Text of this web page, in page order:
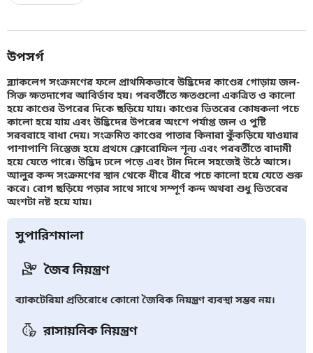
উপসর্গ
ব্ল্যাকলেগ সংক্রমণের ফলে প্রাথমিকভাবে উদ্ভিদের কাণ্ডের গোড়ায় জল-
সিক্ত ক্ষতদাগের আবির্ভাব হয়। পরবর্তীতে ক্ষতগুলো একত্রিত ও কালো
হয়ে কাণ্ডের উপরের দিকে ছড়িয়ে যায়। কাণ্ডের ভিতরের কোষকলা পচে
কালো হয়ে যায় এবং উদ্ভিদের উপরের অংশে পর্যাপ্ত জল ও পুষ্টি
সরবরাহে বাধা দেয়। সংক্রমিত কাণ্ডের পাতার কিনারা কুঁকড়িয়ে যাওয়ার
পাশাপাশি নিস্তেজ হয়ে প্রথমে ক্লোরোফিল শূন্য এবং পরবর্তীতে বাদামী
হয়ে যেতে পারে। উদ্ভিদ ঢলে পড়ে এবং টান দিলে সহজেই উঠে আসে।
আলুর কন্দ সংক্রমণের স্থান থেকে ধীরে ধীরে পচে কালো হয়ে যেতে শুরু
করে। রোগ ছড়িয়ে পড়ার সাথে সাথে সম্পূর্ণ কন্দ অথবা শুধু ভিতরের
অংশটা নষ্ট হয়ে যায়।
সুপারিশমালা
জৈব নিয়ন্ত্রণ
ব্যাকটেরিয়া প্রতিরোধে কোনো জৈবিক নিয়ন্ত্রণ ব্যবস্থা সম্ভব নয়।
রাসায়নিক নিয়ন্ত্রণ